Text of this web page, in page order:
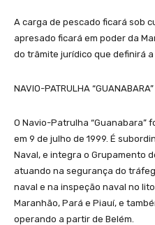
A carga de pescado ficará sob
apresado ficará em poder da
do trâmite jurídico que definirá a
NAVIO-PATRULHA “GUANABARA”
O Navio-Patrulha “Guanabara”
em 9 de julho de 1999. É
Naval, e integra o Grupamento
atuando na segurança do
naval e na inspeção naval no
Maranhão, Pará e Piauí, e
operando a partir de Belém.